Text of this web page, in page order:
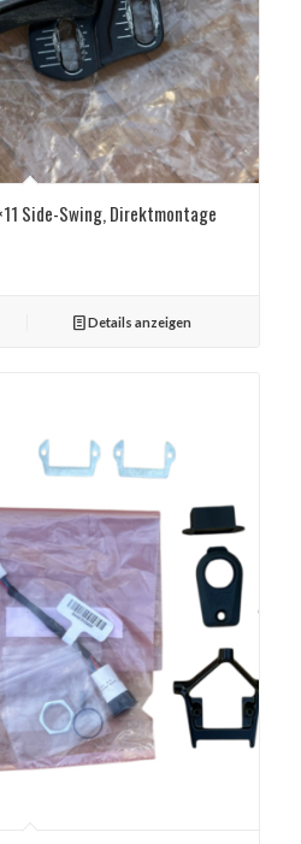
Side-Swing, Direktmontage
Details anzeigen